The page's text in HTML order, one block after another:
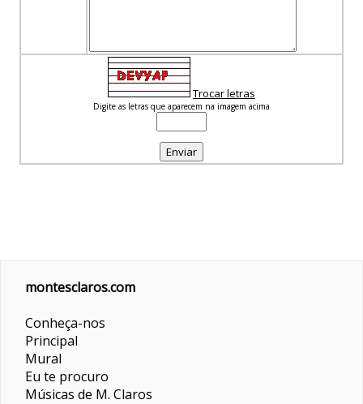
Trocar letras
Digite as letras que aparecem na imagem acima
montesclaros.com
Conheça-nos
Principal
Mural
Eu te procuro
Músicas de M. Claros